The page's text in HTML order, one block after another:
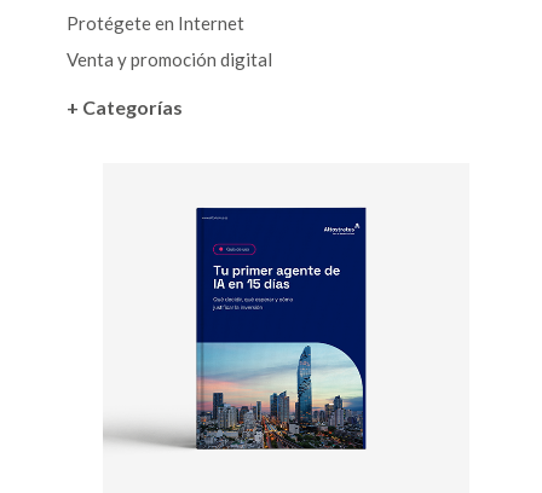
Protégete en Internet
Venta y promoción digital
+ Categorías